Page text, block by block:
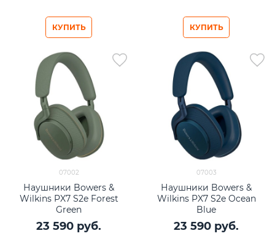
КУПИТЬ КУПИТЬ
07002
Наушники Bowers &
Wilkins PX7 S2e Forest
Green
23 590 руб.
07003
Наушники Bowers &
Wilkins PX7 S2e Ocean
Blue
23 590 руб.